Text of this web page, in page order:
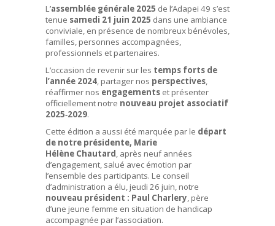
L’assemblée générale 2025 de l’Adapei 49 s’est
tenue samedi 21 juin 2025 dans une ambiance
conviviale, en présence de nombreux bénévoles,
familles, personnes accompagnées,
professionnels et partenaires.
L’occasion de revenir sur les temps forts de
l’année 2024, partager nos perspectives,
réaffirmer nos engagements et présenter
officiellement notre nouveau projet associatif
2025‑2029.
Cette édition a aussi été marquée par le départ
de notre présidente, Marie
Hélène Chautard, après neuf années
d’engagement, salué avec émotion par
l’ensemble des participants. Le conseil
d’administration a élu, jeudi 26 juin, notre
nouveau président : Paul Charlery, père
d’une jeune femme en situation de handicap
accompagnée par l’association.